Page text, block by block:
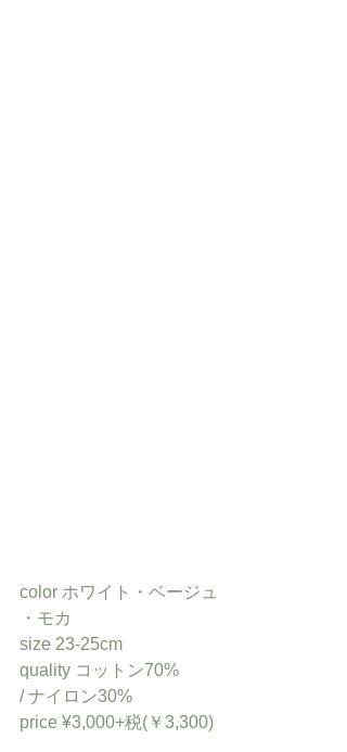
color ホワイト・ベージュ
・モカ
size 23-25cm
quality コットン70%
/ ナイロン30%
price ¥3,000+税(￥3,300)